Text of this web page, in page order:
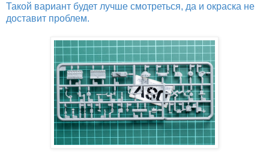
Такой вариант будет лучше смотреться, да и окраска не
доставит проблем.